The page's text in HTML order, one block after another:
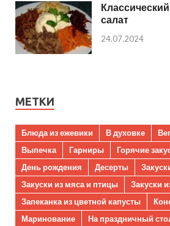
салат
24.07.2024
МЕТКИ
Блюда из ежевики В духовке
Выпечка
Гарниры
Горячие
День рождения
Десерты
Закуски из мяса и птицы
Закуски
Запеканка из цветной капусты
Маринование
На праздничный